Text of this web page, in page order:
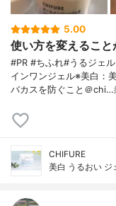
5.00
使い方を変えるこ
#PR #ちふれ#うるジェ
インワンジェル※美白：
バカスを防ぐこと＠chi…
CHIFURE
美白 うるおい ジ